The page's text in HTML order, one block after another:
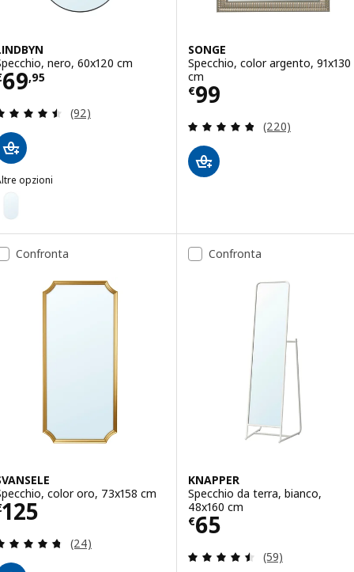
nero, 60x120 cm
69,95 € 69,95
Recensione: 4.5 fuori da 5 stelle. Totale
(92)
opzioni
SONGE
Specchio, color argento, 91x130
cm
€99
Prezzo € 99
Recensione:
(220)
Confronta
color oro, 73x158 cm
125 € 125
Recensione: 4.7 fuori da 5 stelle. Totale
(24)
Confronta
KNAPPER
Specchio da terra, bianco,
48x160 cm
€65
Prezzo € 65
Recensione:
(59)